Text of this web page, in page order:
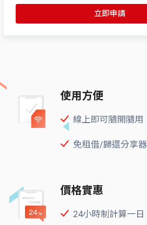
立即申請
使用方便
線上即可隨開隨用
免租借/歸還分享器
價格實惠
24小時制計算一日